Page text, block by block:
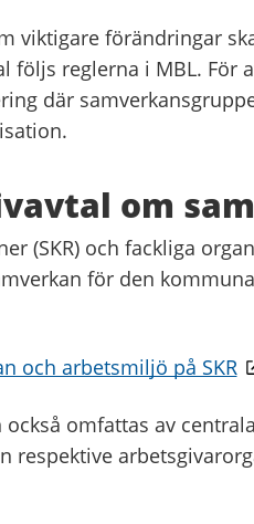
viktigare förändringar
följs reglerna i MBL. För
där
om
(SKR) och fackliga
för den
och arbetsmiljö på SKR
omfattas av
respektive